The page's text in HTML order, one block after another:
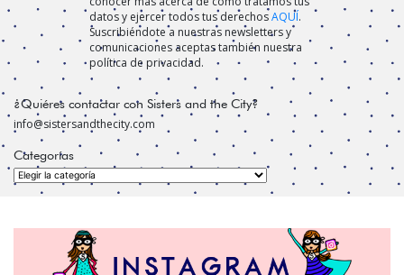
datos y ejercer todos tus derechosAQUÍ.
Suscribiéndote a nuestras newsletters y
comunicaciones aceptas también nuestra
política de privacidad.
¿Quiéres contactar con Sisters and the City?
info@sistersandthecity.com
Categorías
Categorías